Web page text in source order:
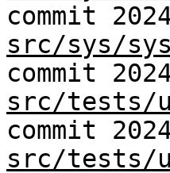
commit
src/sys/
commit
src/tests/
commit
src/tests/